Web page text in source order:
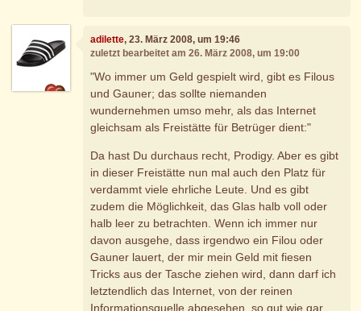
adilette, 23. März 2008, um 19:46
zuletzt bearbeitet am 26. März 2008, um 19:00
"Wo immer um Geld gespielt wird, gibt es Filous
und Gauner; das sollte niemanden
wundernehmen umso mehr, als das Internet
gleichsam als Freistätte für Betrüger dient:"
Da hast Du durchaus recht, Prodigy. Aber es gibt
in dieser Freistätte nun mal auch den Platz für
verdammt viele ehrliche Leute. Und es gibt
zudem die Möglichkeit, das Glas halb voll oder
halb leer zu betrachten. Wenn ich immer nur
davon ausgehe, dass irgendwo ein Filou oder
Gauner lauert, der mir mein Geld mit fiesen
Tricks aus der Tasche ziehen wird, dann darf ich
letztendlich das Internet, von der reinen
Informationsquelle abgesehen, so gut wie gar